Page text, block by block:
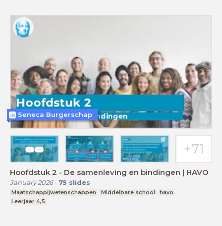
Hoofdstuk 2 - De samenleving en bindingen | HAVO
January 2026- 75 slides
Maatschappijwetenschappen Middelbare school
havo
Leerjaar 4,5
Seneca Burgerschap